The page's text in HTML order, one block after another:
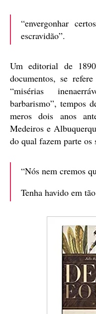
“envergonhar
escravidão”.
Um editorial de
documentos, se
“misérias
barbarismo”, tempos
meros dois anos
Medeiros e
do qual fazem parte os
“Nós nem cremos
Tenha havido em